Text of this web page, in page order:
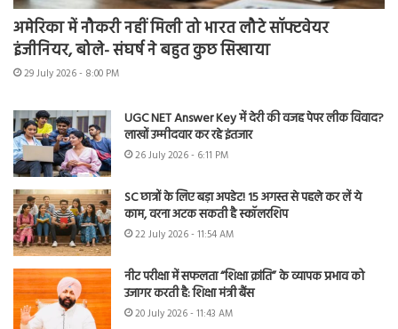
अमेरिका में नौकरी नहीं मिली तो भारत लौटे सॉफ्टवेयर
इंजीनियर, बोले- संघर्ष ने बहुत कुछ सिखाया
29 July 2026 - 8:00 PM
UGC NET Answer Key में देरी की वजह पेपर लीक विवाद?
लाखों उम्मीदवार कर रहे इंतजार
26 July 2026 - 6:11 PM
SC छात्रों के लिए बड़ा अपडेट! 15 अगस्त से पहले कर लें ये
काम, वरना अटक सकती है स्कॉलरशिप
22 July 2026 - 11:54 AM
नीट परीक्षा में सफलता “शिक्षा क्रांति” के व्यापक प्रभाव को
उजागर करती है: शिक्षा मंत्री बैंस
20 July 2026 - 11:43 AM